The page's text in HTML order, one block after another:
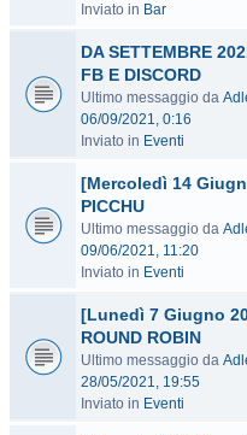
Inviato in Bar
DA SETTEMBRE
FB E DISCORD
Ultimo messaggio da
06/09/2021, 0:16
Inviato in Eventi
[Mercoledì 14
PICCHU
Ultimo messaggio da
09/06/2021, 11:20
Inviato in Eventi
[Lunedì 7 Giugno
ROUND ROBIN
Ultimo messaggio da
28/05/2021, 19:55
Inviato in Eventi